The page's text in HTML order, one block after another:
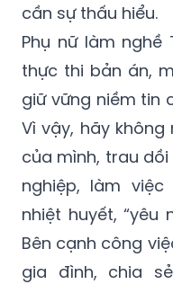
cần sự thấu hiểu.
Phụ nữ làm nghề
thực thi bản án,
giữ vững niềm tin
Vì vậy, hãy
của mình, trau
nghiệp, làm
nhiệt huyết, “yêu
Bên cạnh công
gia đình, chia